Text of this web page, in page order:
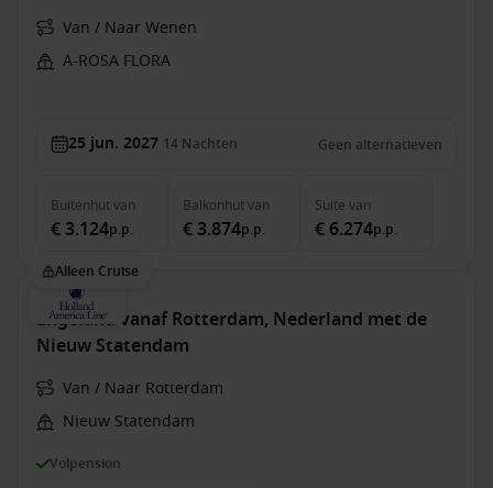
Van / Naar Wenen
A-ROSA FLORA
25 jun. 2027 14 Nachten Geen alternatieven
Buitenhutvan
€ 3.124p.p.
Balkonhutvan
€ 3.874p.p.
Suite van
€ 6.274p.p.
Alleen Cruise
Engeland vanaf Rotterdam, Nederland met de
Nieuw Statendam
Van / Naar Rotterdam
Nieuw Statendam
Volpension